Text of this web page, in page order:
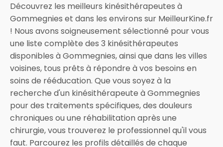
Découvrez les meilleurs kinésithérapeutes à
Gommegnies et dans les environs sur MeilleurKine.fr
! Nous avons soigneusement sélectionné pour vous
une liste complète des 3 kinésithérapeutes
disponibles à Gommegnies, ainsi que dans les villes
voisines, tous prêts à répondre à vos besoins en
soins de rééducation. Que vous soyez à la
recherche d'un kinésithérapeute à Gommegnies
pour des traitements spécifiques, des douleurs
chroniques ou une réhabilitation après une
chirurgie, vous trouverez le professionnel qu'il vous
faut. Parcourez les profils détaillés de chaque